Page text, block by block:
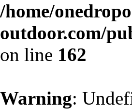
/home/
outdoor.com/
on line 162
Warning: